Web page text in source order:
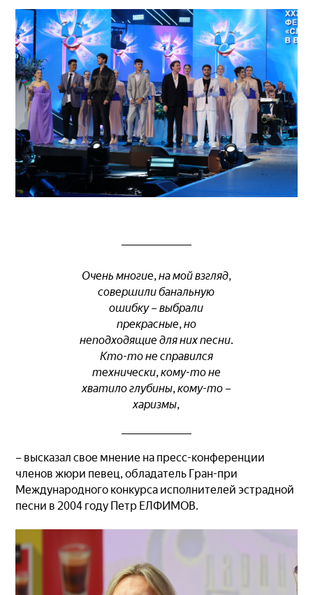
Очень многие, на мой взгляд,
совершили банальную
ошибку – выбрали
прекрасные, но
неподходящие для них песни.
Кто-то не справился
технически, кому-то не
хватило глубины, кому-то –
харизмы,
– высказал свое мнение на пресс-конференции
членов жюри певец, обладатель Гран-при
Международного конкурса исполнителей эстрадной
песни в 2004 году Петр ЕЛФИМОВ.